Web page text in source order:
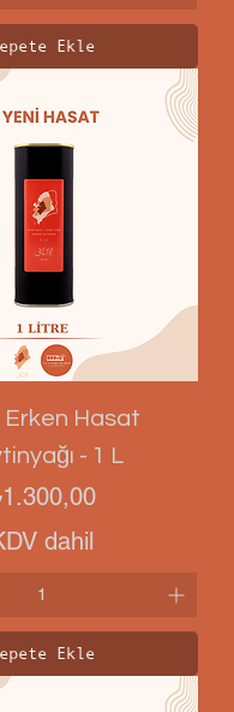
Ekle
Erken Hasat
- 1 L
dahil
Ekle